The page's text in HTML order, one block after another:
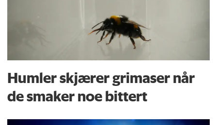
Humler skjærer grimaser når
de smaker noe bittert